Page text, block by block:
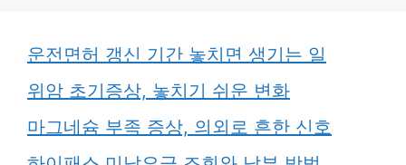
운전면허 갱신 기간 놓치면 생기는 일
위암 초기증상, 놓치기 쉬운 변화
마그네슘 부족 증상, 의외로 흔한 신호